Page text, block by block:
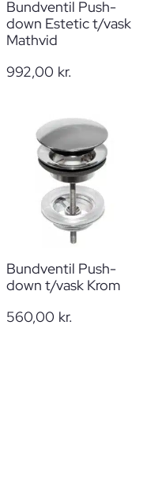
Bundventil Push-
down Estetic t/vask
Mathvid
992,00 kr.
Bundventil Push-
down t/vask Krom
560,00 kr.